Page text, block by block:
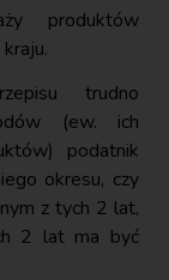
produktów
trudno
(ew. ich
podatnik
okresu, czy
z tych 2 lat,
2 lat ma być